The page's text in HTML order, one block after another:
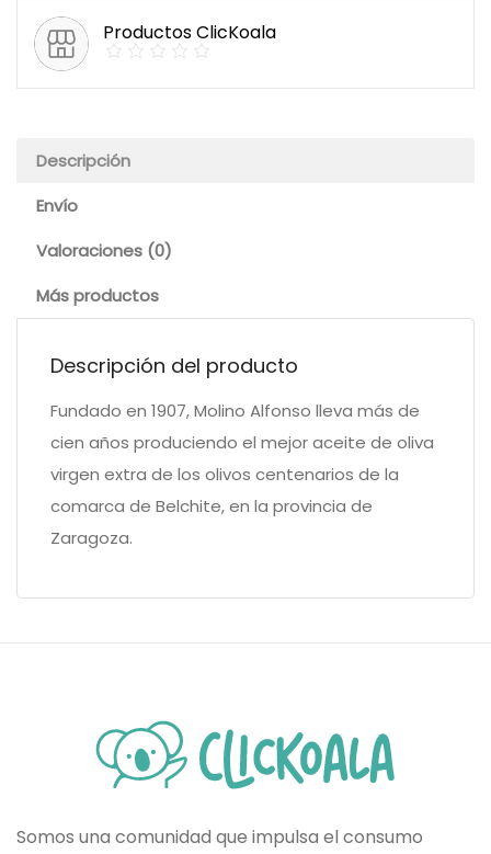
Productos ClicKoala
Descripción
Envío
Valoraciones (0)
Más productos
Descripción del producto
Fundado en 1907, Molino Alfonso lleva más de
cien años produciendo el mejor aceite de oliva
virgen extra de los olivos centenarios de la
comarca de Belchite, en la provincia de
Zaragoza.
Somos una comunidad que impulsa el consumo